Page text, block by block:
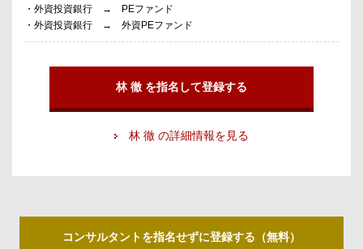
・外資投資銀行 → PEファンド
・外資投資銀行 → 外資PEファンド
林 徹 を指名して登録する
林 徹 の詳細情報を見る
コンサルタントを指名せずに登録する（無料）